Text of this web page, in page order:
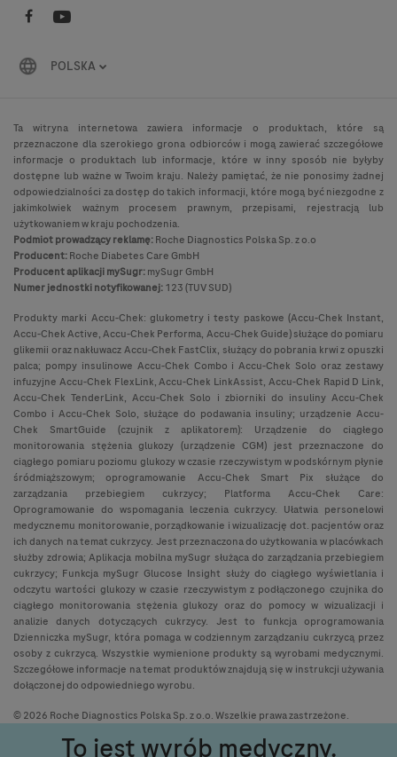
POLSKA
Ta witryna internetowa zawiera informacje o produktach, które są
przeznaczone dla szerokiego grona odbiorców i mogą zawierać szczegółowe
informacje o produktach lub informacje, które w inny sposób nie byłyby
dostępne lub ważne w Twoim kraju. Należy pamiętać, że nie ponosimy żadnej
odpowiedzialności za dostęp do takich informacji, które mogą być niezgodne z
jakimkolwiek ważnym procesem prawnym, przepisami, rejestracją lub
użytkowaniem w kraju pochodzenia.
Podmiot prowadzący reklamę:Roche Diagnostics Polska Sp. z o.o
Producent:Roche Diabetes Care GmbH
Producent aplikacji mySugr:mySugr GmbH
Numer jednostki notyfikowanej:123 (TUV SUD)
Produkty marki Accu-Chek: glukometry i testy paskowe (Accu-Chek Instant,
Accu-Chek Active, Accu-Chek Performa, Accu-Chek Guide) służące do pomiaru
glikemii oraz nakłuwacz Accu-Chek FastClix, służący do pobrania krwi z opuszki
palca; pompy insulinowe Accu-Chek Combo i Accu-Chek Solo oraz zestawy
infuzyjne Accu-Chek FlexLink, Accu-Chek LinkAssist, Accu-Chek Rapid D Link,
Accu-Chek TenderLink, Accu-Chek Solo i zbiorniki do insuliny Accu-Chek
Combo i Accu-Chek Solo, służące do podawania insuliny; urządzenie Accu-
Chek SmartGuide (czujnik z aplikatorem): Urządzenie do ciągłego
monitorowania stężenia glukozy (urządzenie CGM) jest przeznaczone do
ciągłego pomiaru poziomu glukozy w czasie rzeczywistym w podskórnym płynie
śródmiąższowym; oprogramowanie Accu-Chek Smart Pix służące do
zarządzania przebiegiem cukrzycy; Platforma Accu-Chek Care:
Oprogramowanie do wspomagania leczenia cukrzycy. Ułatwia personelowi
medycznemu monitorowanie, porządkowanie i wizualizację dot. pacjentów oraz
ich danych na temat cukrzycy. Jest przeznaczona do użytkowania w placówkach
służby zdrowia; Aplikacja mobilna mySugr służąca do zarządzania przebiegiem
cukrzycy; Funkcja mySugr Glucose Insight służy do ciągłego wyświetlania i
odczytu wartości glukozy w czasie rzeczywistym z podłączonego czujnika do
ciągłego monitorowania stężenia glukozy oraz do pomocy w wizualizacji i
analizie danych dotyczących cukrzycy. Jest to funkcja oprogramowania
Dzienniczka mySugr, która pomaga w codziennym zarządzaniu cukrzycą przez
osoby z cukrzycą. Wszystkie wymienione produkty są wyrobami medycznymi.
Szczegółowe informacje na temat produktów znajdują się w instrukcji używania
dołączonej do odpowiedniego wyrobu.
© 2026 Roche Diagnostics Polska Sp. z o.o. Wszelkie prawa zastrzeżone.
To jest wyrób medyczny.